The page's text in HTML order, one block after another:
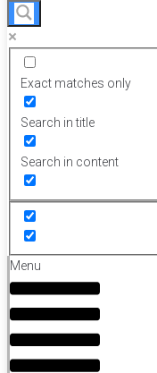
Exact matches only
Search in title
Search in content
Menu